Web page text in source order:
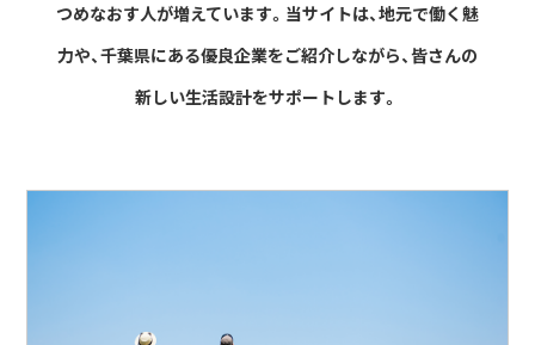
つめなおす人が増えています。 当サイトは、地元で働く魅
力や、千葉県にある優良企業をご紹介しながら、皆さんの
新しい生活設計をサポートします。